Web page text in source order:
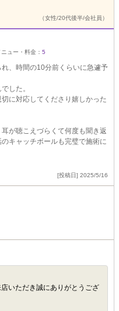
（女性/20代後半/会社員）
ニュー・料金： 5
、時間の10分前くらいに急遽予
した。
に対応してくださり嬉しかった
が聴こえづらくて何度も聞き返
キャッチボールも完璧で施術に
[投稿日] 2025/5/16
いただき誠にありがとうござ